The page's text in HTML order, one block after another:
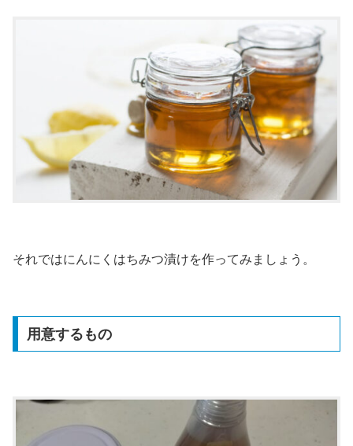
それではにんにくはちみつ漬けを作ってみましょう。
用意するもの